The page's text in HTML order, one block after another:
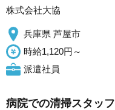
株式会社大協
兵庫県 芦屋市
時給1,120円～
派遣社員
病院での清掃スタッフ